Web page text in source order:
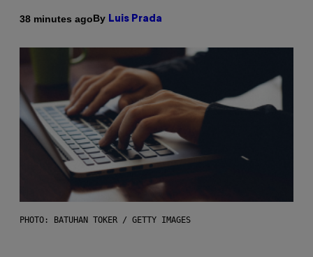
38 minutes agoBy Luis Prada
PHOTO: BATUHAN TOKER / GETTY IMAGES